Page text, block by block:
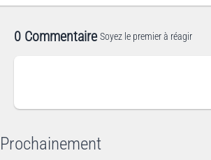
0 Commentaire Soyez le premier à réagir
Prochainement